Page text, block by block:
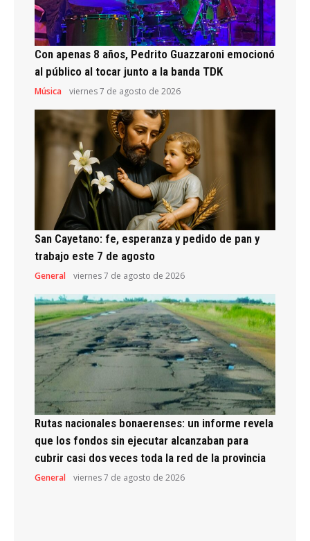
Con apenas 8 años, Pedrito Guazzaroni emocionó
al público al tocar junto a la banda TDK
Música viernes 7 de agosto de 2026
San Cayetano: fe, esperanza y pedido de pan y
trabajo este 7 de agosto
General viernes 7 de agosto de 2026
Rutas nacionales bonaerenses: un informe revela
que los fondos sin ejecutar alcanzaban para
cubrir casi dos veces toda la red de la provincia
General viernes 7 de agosto de 2026